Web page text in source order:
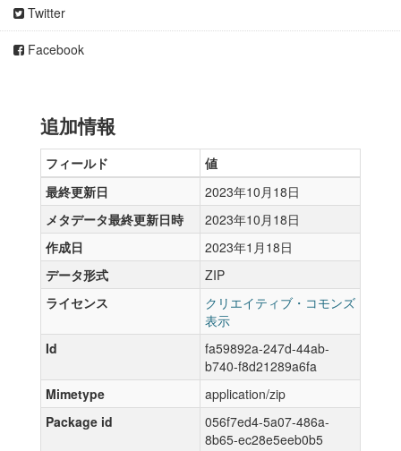
Twitter
Facebook
追加情報
フィールド
値
最終更新日
2023年10月18日
メタデータ最終更新日時
2023年10月18日
作成日
2023年1月18日
データ形式
ZIP
ライセンス
クリエイティブ・コモンズ
表示
Id
fa59892a-247d-44ab-
b740-f8d21289a6fa
Mimetype
application/zip
Package id
056f7ed4-5a07-486a-
8b65-ec28e5eeb0b5